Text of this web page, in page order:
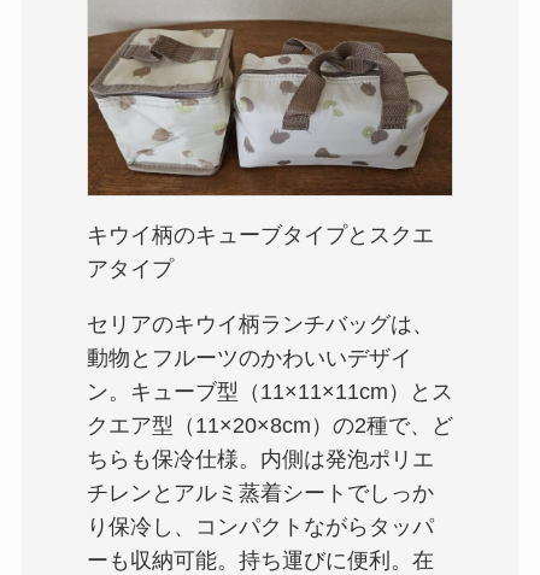
キウイ柄のキューブタイプとスクエ
アタイプ
セリアのキウイ柄ランチバッグは、
動物とフルーツのかわいいデザイ
ン。キューブ型（11×11×11cm）とス
クエア型（11×20×8cm）の2種で、ど
ちらも保冷仕様。内側は発泡ポリエ
チレンとアルミ蒸着シートでしっか
り保冷し、コンパクトながらタッパ
ーも収納可能。持ち運びに便利。在